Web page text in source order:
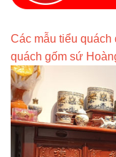
Các mẫu tiểu
quách gốm sứ